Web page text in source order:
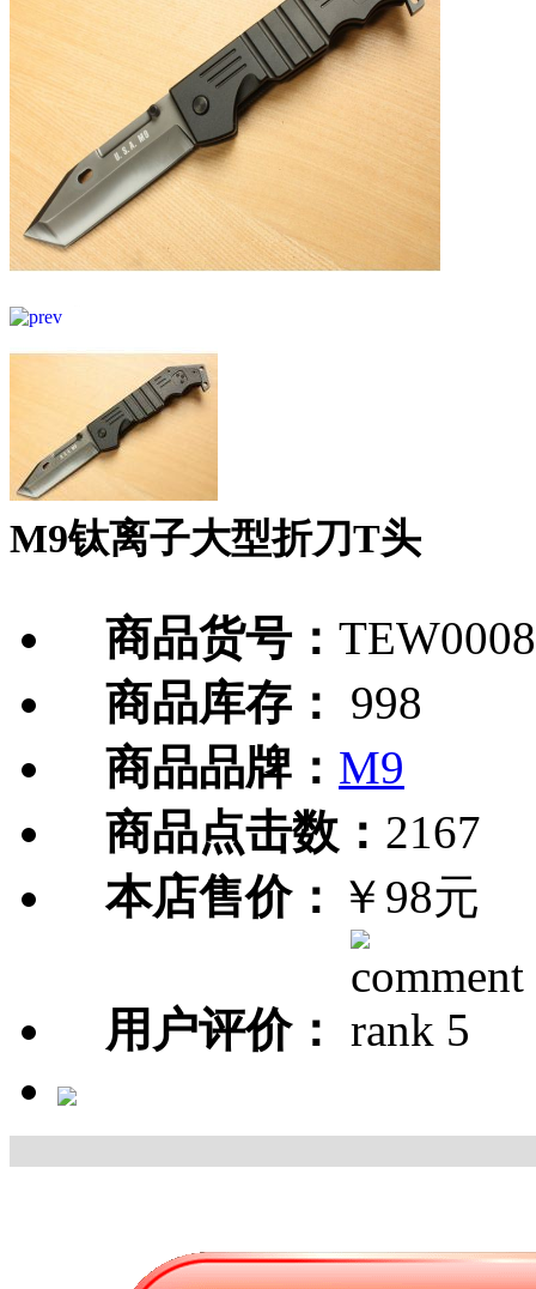
M9钛离子大型折刀T头
商品货号：
商品库存：
998
商品品牌： M9
商品点击数： 2167
本店售价： ￥98元
用户评价：